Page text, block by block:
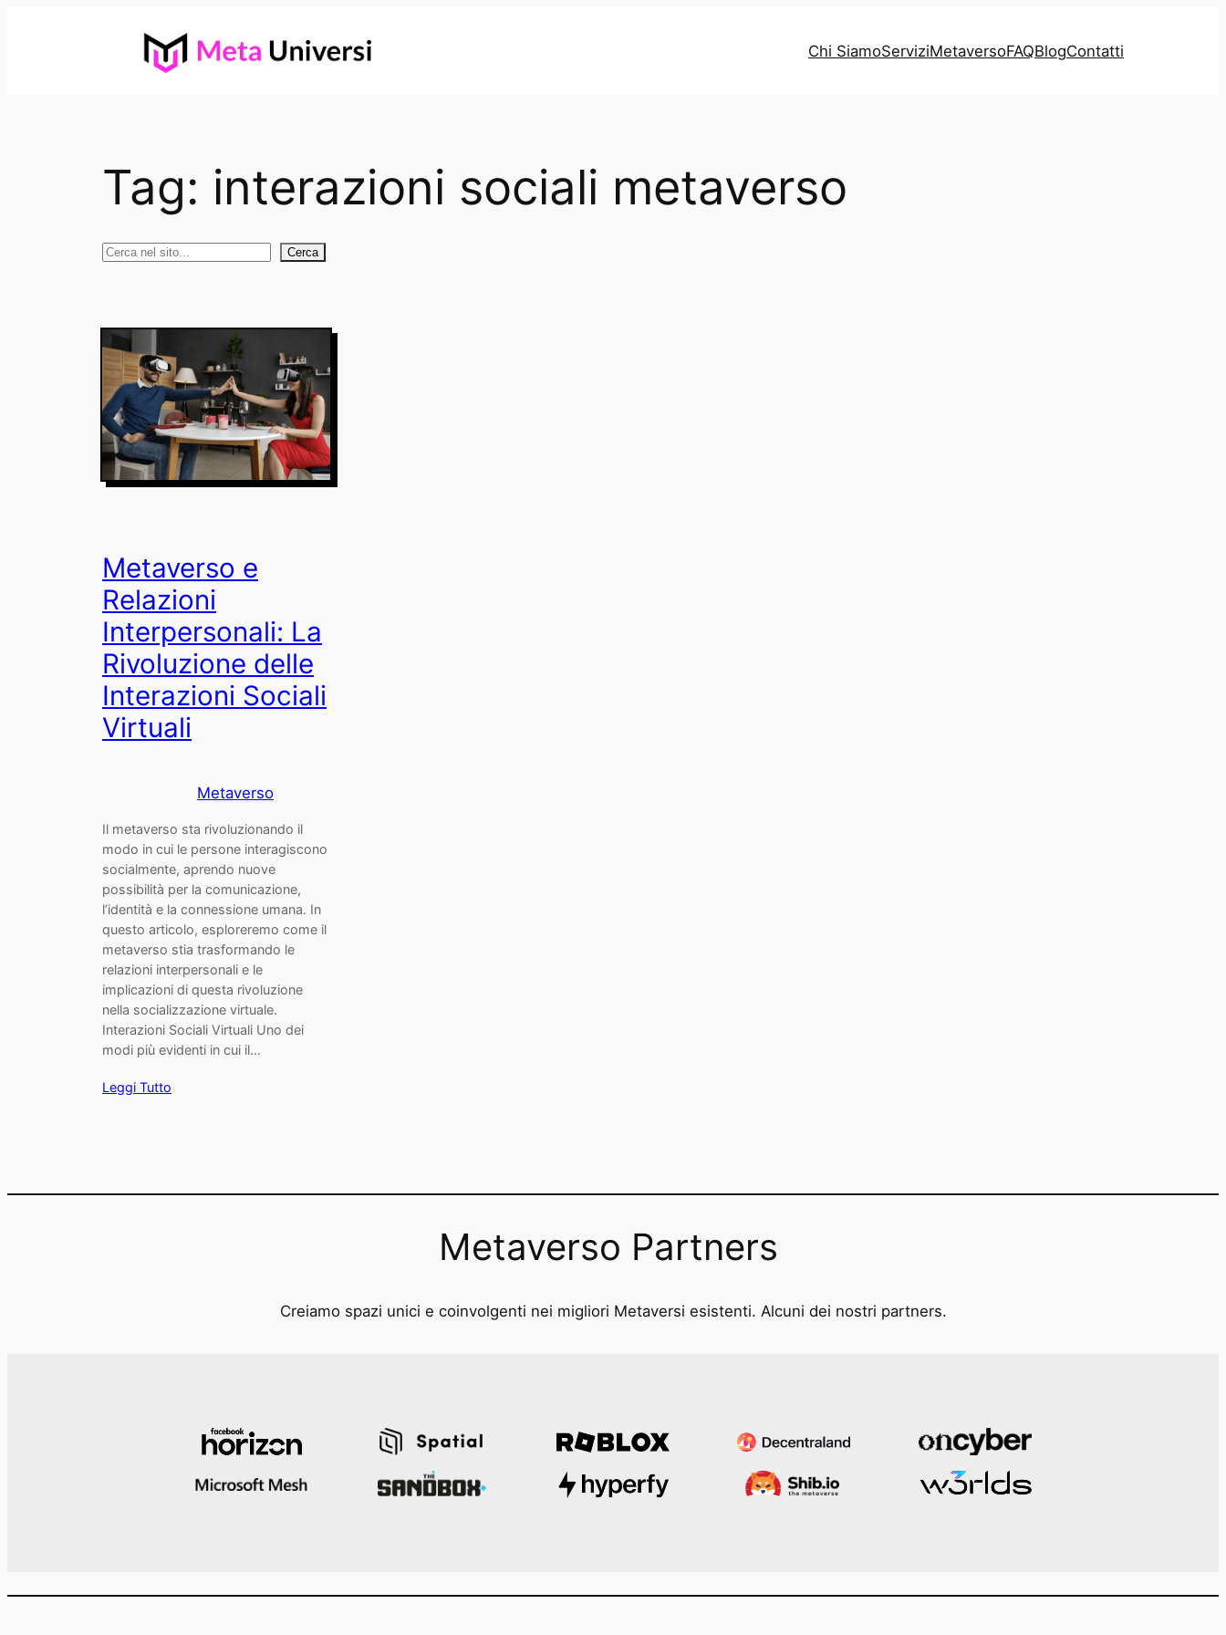
Chi SiamoServiziMetaversoFAQBlogContatti
Tag: interazioni sociali metaverso
Cerca Cerca
Metaverso e
Relazioni
Interpersonali: La
Rivoluzione delle
Interazioni Sociali
Virtuali
Metaverso
Il metaverso sta rivoluzionando il
modo in cui le persone interagiscono
socialmente, aprendo nuove
possibilità per la comunicazione,
l’identità e la connessione umana. In
questo articolo, esploreremo come il
metaverso stia trasformando le
relazioni interpersonali e le
implicazioni di questa rivoluzione
nella socializzazione virtuale.
Interazioni Sociali Virtuali Uno dei
modi più evidenti in cui il…
Leggi Tutto
Metaverso Partners
Creiamo spazi unici e coinvolgenti nei migliori Metaversi esistenti. Alcuni dei nostri partners.